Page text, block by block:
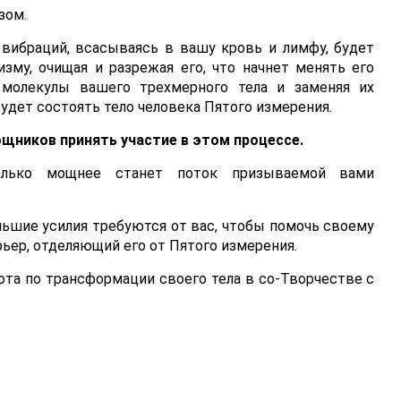
всасываясь в вашу кровь и лимфу, будет
очищая и разрежая его, что начнет менять его
молекулы вашего трехмерного тела и заменяя их
состоять тело человека Пятого измерения.
принять участие в этом процессе.
мощнее станет поток призываемой вами
усилия требуются от вас, чтобы помочь своему
отделяющий его от Пятого измерения.
по трансформации своего тела в со-Творчестве с